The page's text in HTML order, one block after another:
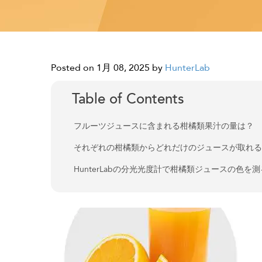
Posted on 1月 08, 2025 by HunterLab
Table of Contents
フルーツジュースに含まれる柑橘類果汁の量は？
それぞれの柑橘類からどれだけのジュースが取れ
HunterLabの分光光度計で柑橘類ジュースの色を測